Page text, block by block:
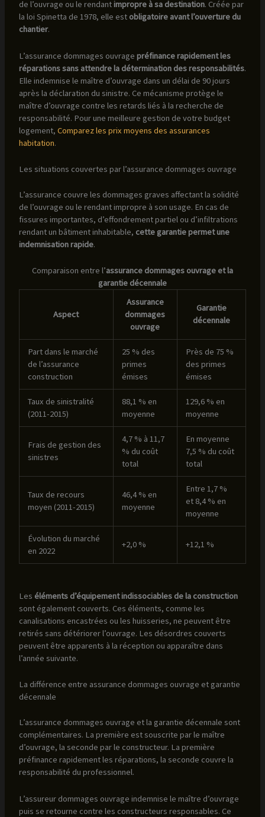
de l’ouvrage ou le rendantimpropre à sa destination. Créée par
la loi Spinetta de 1978, elle est obligatoire avant l’ouverture du
chantier.
L’assurance dommages ouvrage préfinance rapidement les
réparations sans attendre la détermination des responsabilités.
Elle indemnise le maître d’ouvrage dans un délai de 90 jours
après la déclaration du sinistre. Ce mécanisme protège le
maître d’ouvrage contre les retards liés à la recherche de
responsabilité. Pour une meilleure gestion de votre budget
logement, Comparez les prix moyens des assurances
habitation.
Les situations couvertes par l’assurance dommages ouvrage
L’assurance couvre les dommages graves affectant la solidité
de l’ouvrage ou le rendant impropre à son usage. En cas de
fissures importantes, d’effondrement partiel ou d’infiltrations
rendant un bâtiment inhabitable, cette garantie permet une
indemnisation rapide.
Comparaison entre l’assurance dommages ouvrage et la
garantie décennale
Aspect
Assurance
dommages
ouvrage
Garantie
décennale
Part dans le marché
de l’assurance
construction
25 % des
primes
émises
Près de 75 %
des primes
émises
Taux de sinistralité
(2011-2015)
88,1 % en
moyenne
129,6 % en
moyenne
Frais de gestion des
sinistres
4,7 % à 11,7
% du coût
total
En moyenne
7,5 % du coût
total
Taux de recours
moyen (2011-2015)
46,4 % en
moyenne
Entre 1,7 %
et 8,4 % en
moyenne
Évolution du marché
en 2022
+2,0 % +12,1 %
Les éléments d’équipement indissociables de la construction
sont également couverts. Ces éléments, comme les
canalisations encastrées ou les huisseries, ne peuvent être
retirés sans détériorer l’ouvrage. Les désordres couverts
peuvent être apparents à la réception ou apparaître dans
l’année suivante.
La différence entre assurance dommages ouvrage et garantie
décennale
L’assurance dommages ouvrage et la garantie décennale sont
complémentaires. La première est souscrite par le maître
d’ouvrage, la seconde par le constructeur. La première
préfinance rapidement les réparations, la seconde couvre la
responsabilité du professionnel.
L’assureur dommages ouvrage indemnise le maître d’ouvrage
puis se retourne contre les constructeurs responsables. Ce